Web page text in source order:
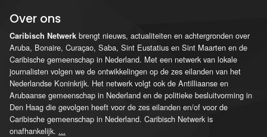
Over ons
Caribisch Netwerk brengt nieuws, actualiteiten en achtergronden over
Aruba, Bonaire, Curaçao, Saba, Sint Eustatius en Sint Maarten en de
Caribische gemeenschap in Nederland. Met een netwerk van lokale
journalisten volgen we de ontwikkelingen op de zes eilanden van het
Nederlandse Koninkrijk. Het netwerk volgt ook de Antilliaanse en
Arubaanse gemeenschap in Nederland en de politieke besluitvorming in
Den Haag die gevolgen heeft voor de zes eilanden en/of voor de
Caribische gemeenschap in Nederland. Caribisch Netwerk is
onafhankelijk. ...